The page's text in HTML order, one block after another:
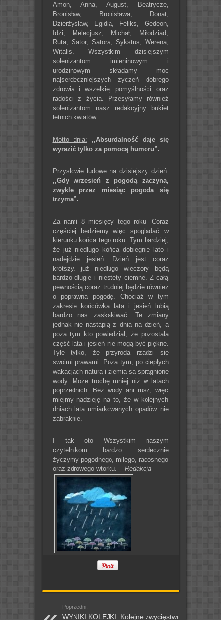
Amon, Anna, August, Beatrycze,
Bronisław, Bronisława, Donat,
Dzierżysław, Egidia, Feliks, Gedeon,
Idzi, Melecjusz, Michał, Miłodziad,
Ruta, Sator, Satora, Sykstus, Werena,
Witalis. Wszystkim dzisiejszym
solenizantom imieninowym i
urodzinowym składamy moc
najserdeczniejszych życzeń dobrego
zdrowia i wszelkiej pomyślności oraz
radości z życia. Przesyłamy również
solenizantom nasz redakcyjny bukiet
letnich kwiatów.
Motto dnia:
,,Absurdalność daje się
wyrazić tylko za pomocą humoru”.
Przysłowie ludowe na dzisiejszy dzień:
,,Gdy wrzesień z pogodą zaczyna,
zwykle przez miesiąc pogoda się
trzyma”.
Za nami 8 miesięcy tego roku. Coraz
częściej będziemy więc spoglądać w
kierunku końca tego roku. Tym bardziej,
że już niedługo końca dobiegnie lato i
nadejdzie jesień. Dzień jest coraz
krótszy, już niedługo wieczory będą
bardzo długie i niestety ciemne. Z całą
pewnością coraz trudniej będzie również
o poprawną pogodę. Chociaż w tym
zakresie końcówka lata i jesień lubią
bardzo nas zaskakiwać. Te zmiany
jednak nie nastąpią z dnia na dzień, a
poza tym kto powiedział, że pozostała
część lata i jesień nie mogą być piękne.
Tyle tylko, że przyroda rządzi się
swoimi prawami. Poza tym, po ciepłych
wakacjach natura i ziemia są spragnione
wody. Może trochę mniej niż w latach
poprzednich. Bez wody ani rusz, więc
miejmy nadzieję na to, że w kolejnych
dniach lata umiarkowanych opadów nie
zabraknie.
I tak oto Wszystkim naszym
czytelnikom bardzo serdecznie
życzymy pogodnego, miłego, radosnego
oraz zdrowego wtorku. Redakcja
Poprzedni:
WYNIKI KOLEJKI: Kolejne zwycięstwo